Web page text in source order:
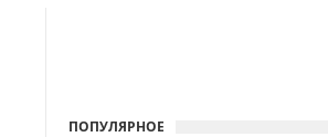
ПОПУЛЯРНОЕ